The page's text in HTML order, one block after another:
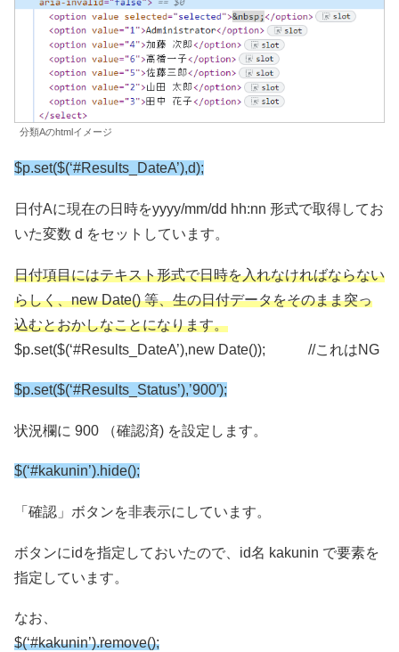
分類Aのhtmlイメージ
$p.set($(‘#Results_DateA’),d);
日付Aに現在の日時をyyyy/mm/dd hh:nn 形式で取得してお
いた変数 d をセットしています。
日付項目にはテキスト形式で日時を入れなければならない
らしく、new Date() 等、生の日付データをそのまま突っ
込むとおかしなことになります。
$p.set($(‘#Results_DateA’),new Date()); //これはNG
$p.set($(‘#Results_Status’),’900′);
状況欄に 900 （確認済) を設定します。
$(‘#kakunin’).hide();
「確認」ボタンを非表示にしています。
ボタンにidを指定しておいたので、id名 kakunin で要素を
指定しています。
なお、
$(‘#kakunin’).remove();